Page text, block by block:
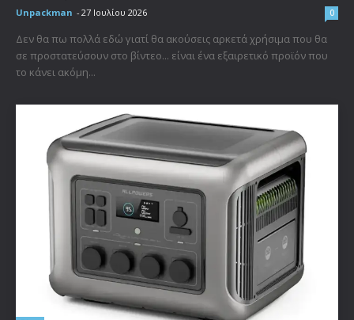
Unpackman - 27 Ιουλίου 2026 0
Δεν θα πω πολλά εδώ γιατί θα ακούσεις αρκετά χρήσιμα που θα
σε προστατεύσουν στο βίντεο... είναι ένα εξαιρετικό προϊόν που
το κάνει ακόμη...